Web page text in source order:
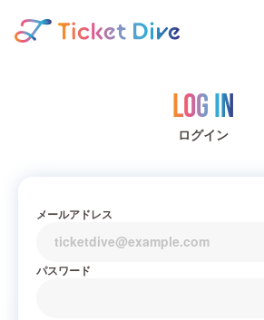
Log in
ログイン
メールアドレス
パスワード